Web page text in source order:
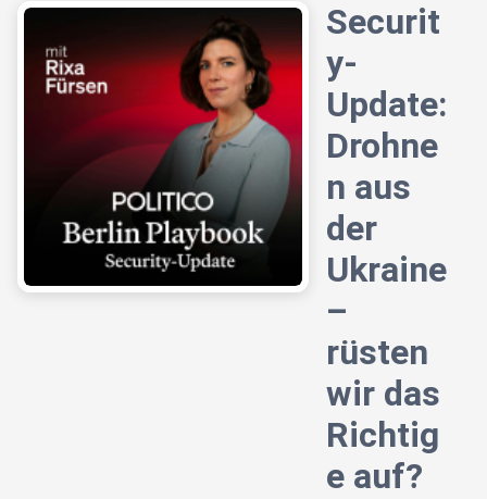
Securit
y-
Update:
Drohne
n aus
der
Ukraine
–
rüsten
wir das
Richtig
e auf?